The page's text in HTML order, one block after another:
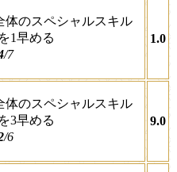
体のスペシャルスキル
1早める
/7
1.0
体のスペシャルスキル
3早める
/6
9.0